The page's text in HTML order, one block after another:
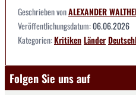
Geschrieben vonALEXANDER
Veröffentlichungsdatum:06.06.2026
Kategorien:KritikenLänder
Folgen Sie uns auf